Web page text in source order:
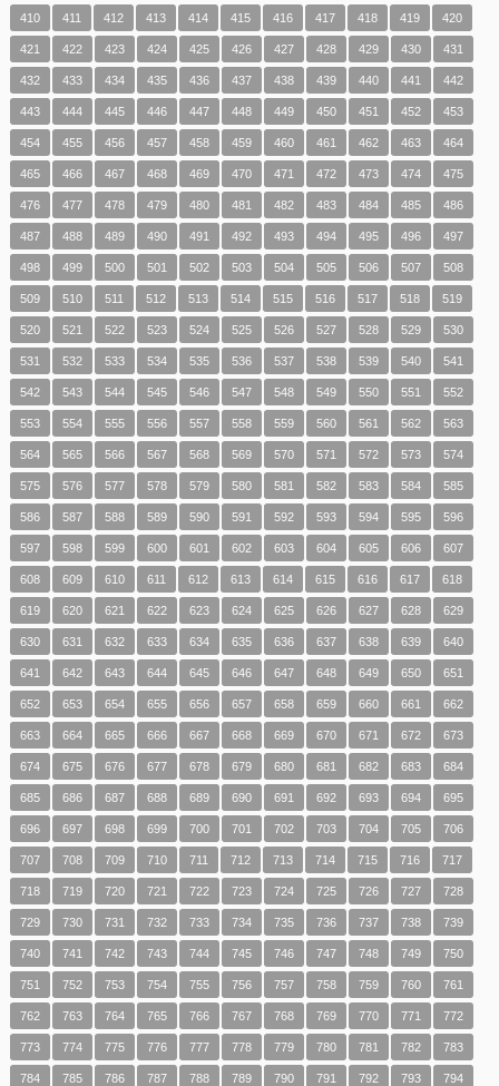
410 411 412 413 414 415 416 417 418 419 420
421 422 423 424 425 426 427 428 429 430 431
432 433 434 435 436 437 438 439 440 441 442
443 444 445 446 447 448 449 450 451 452 453
454 455 456 457 458 459 460 461 462 463 464
465 466 467 468 469 470 471 472 473 474 475
476 477 478 479 480 481 482 483 484 485 486
487 488 489 490 491 492 493 494 495 496 497
498 499 500 501 502 503 504 505 506 507 508
509 510 511 512 513 514 515 516 517 518 519
520 521 522 523 524 525 526 527 528 529 530
531 532 533 534 535 536 537 538 539 540 541
542 543 544 545 546 547 548 549 550 551 552
553 554 555 556 557 558 559 560 561 562 563
564 565 566 567 568 569 570 571 572 573 574
575 576 577 578 579 580 581 582 583 584 585
586 587 588 589 590 591 592 593 594 595 596
597 598 599 600 601 602 603 604 605 606 607
608 609 610 611 612 613 614 615 616 617 618
619 620 621 622 623 624 625 626 627 628 629
630 631 632 633 634 635 636 637 638 639 640
641 642 643 644 645 646 647 648 649 650 651
652 653 654 655 656 657 658 659 660 661 662
663 664 665 666 667 668 669 670 671 672 673
674 675 676 677 678 679 680 681 682 683 684
685 686 687 688 689 690 691 692 693 694 695
696 697 698 699 700 701 702 703 704 705 706
707 708 709 710 711 712 713 714 715 716 717
718 719 720 721 722 723 724 725 726 727 728
729 730 731 732 733 734 735 736 737 738 739
740 741 742 743 744 745 746 747 748 749 750
751 752 753 754 755 756 757 758 759 760 761
762 763 764 765 766 767 768 769 770 771 772
773 774 775 776 777 778 779 780 781 782 783
784 785 786 787 788 789 790 791 792 793 794